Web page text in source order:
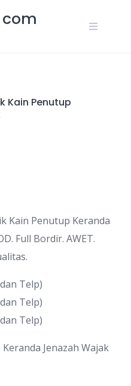
Kain Penutup
Kain Penutup Keranda
Full Bordir. AWET.
Telp)
Telp)
Telp)
Jenazah Wajak